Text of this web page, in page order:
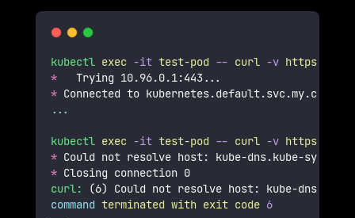
kubectl exec -it test-pod -- curl -v https://
*
   Trying 10.96.0.1:443...
* Connected to
...
kubectl exec -it test-pod -- curl -v https://
* Could not resolve host: kube-dns.kube-
* Closing connection 0
curl: (6) Could not resolve host: kube-
command terminated with exit code 6